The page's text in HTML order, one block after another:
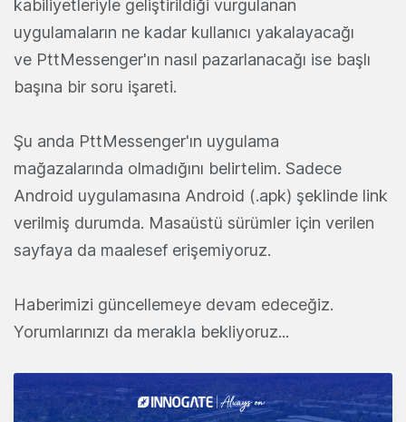
kabiliyetleriyle geliştirildiği vurgulanan
uygulamaların ne kadar kullanıcı yakalayacağı
ve PttMessenger'ın nasıl pazarlanacağı ise başlı
başına bir soru işareti.
Şu anda PttMessenger'ın uygulama
mağazalarında olmadığını belirtelim. Sadece
Android uygulamasına Android (.apk) şeklinde link
verilmiş durumda. Masaüstü sürümler için verilen
sayfaya da maalesef erişemiyoruz.
Haberimizi güncellemeye devam edeceğiz.
Yorumlarınızı da merakla bekliyoruz...